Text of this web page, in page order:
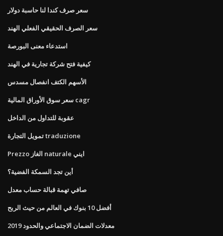
سعر صرف كندا لنا حاسبة دولار
سعر الصرف الحقيقي الفعلي الهند
استدعاء معنى البورصة
كيفية فتح شركة تجارية في الهند
الأسهم الكتف انفصال مسدس
سعر سوق الأوراق المالية cagr
عقوبة للتداول من الداخل
تمويل التجارة traduzione
Prezzo الغاز naturale ايني
أين تجد السمكة الفضية؟
صافي تهمة قبالة حساب معدل
أفضل 10 بنوك في العالم من حيث الربح
معدلات الضمان الاجتماعي والحدود 2019